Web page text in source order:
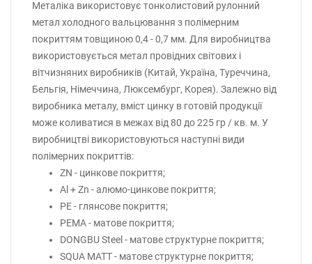
Металіка використовує тонколистовий рулонний
метал холодного вальцювання з полімерним
покриттям товщиною 0,4 - 0,7 мм. Для виробництва
використовується метал провідних світових і
вітчизняних виробників (Китай, Україна, Туреччина,
Бельгія, Німеччина, Люксембург, Корея). Залежно від
виробника металу, вміст цинку в готовій продукції
може коливатися в межах від 80 до 225 гр / кв. м. У
виробництві використовуються наступні види
полімерних покриттів:
ZN - цинкове покриття;
Al + Zn - алюмо-цинкове покриття;
PE - глянсове покриття;
PEMA - матове покриття;
DONGBU Steel - матове структурне покриття;
SQUA MATT - матове структурне покриття;